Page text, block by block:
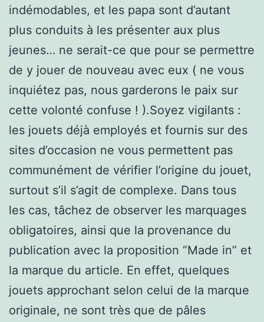
indémodables, et les papa sont d’autant
plus conduits à les présenter aux plus
jeunes… ne serait-ce que pour se permettre
de y jouer de nouveau avec eux ( ne vous
inquiétez pas, nous garderons le paix sur
cette volonté confuse ! ).Soyez vigilants :
les jouets déjà employés et fournis sur des
sites d’occasion ne vous permettent pas
communément de vérifier l’origine du jouet,
surtout s’il s’agit de complexe. Dans tous
les cas, tâchez de observer les marquages
obligatoires, ainsi que la provenance du
publication avec la proposition “Made in” et
la marque du article. En effet, quelques
jouets approchant selon celui de la marque
originale, ne sont très que de pâles